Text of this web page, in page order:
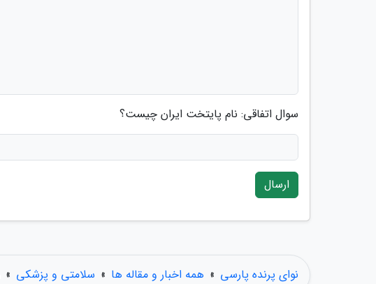
سوال اتفاقی: نام پایتخت ایران چیست؟
ارسال
نوای پرنده پارسی » همه اخبار و مقاله ها » سلامتی و پزشکی »